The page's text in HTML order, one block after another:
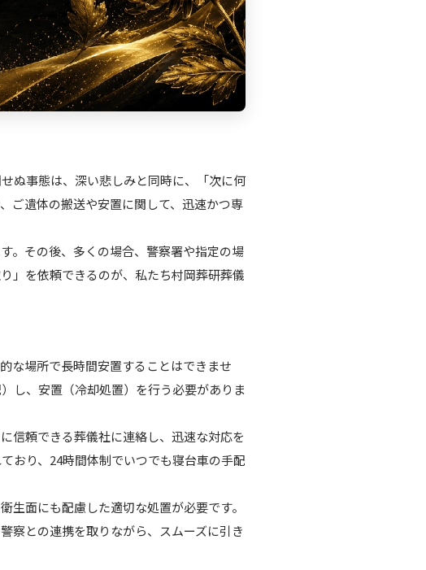
ぬ事態は、深い悲しみと同時に、「次に何
ご遺体の搬送や安置に関して、迅速かつ専
。その後、多くの場合、警察署や指定の場
」を依頼できるのが、私たち村岡葬研葬儀
な場所で長時間安置することはできませ
し、安置（冷却処置）を行う必要がありま
信頼できる葬儀社に連絡し、迅速な対応を
おり、24時間体制でいつでも寝台車の手配
面にも配慮した適切な処置が必要です。
察との連携を取りながら、スムーズに引き